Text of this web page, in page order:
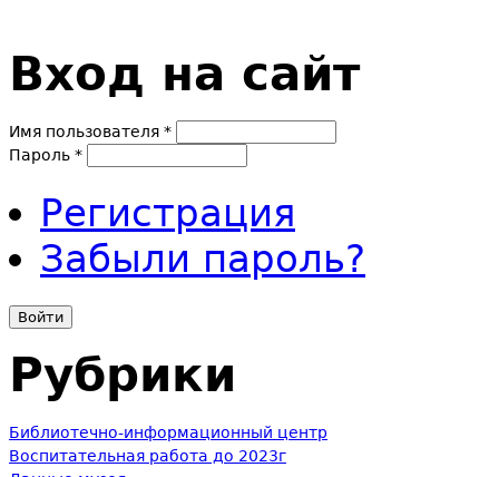
Вход на сайт
Имя пользователя *
Пароль *
Регистрация
Забыли пароль?
Рубрики
Библиотечно-информационный центр
Воспитательная работа до 2023г